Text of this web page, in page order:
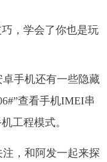
手机还有一些隐藏
查看手机IMEI串
工程模式。
，和阿发一起来探